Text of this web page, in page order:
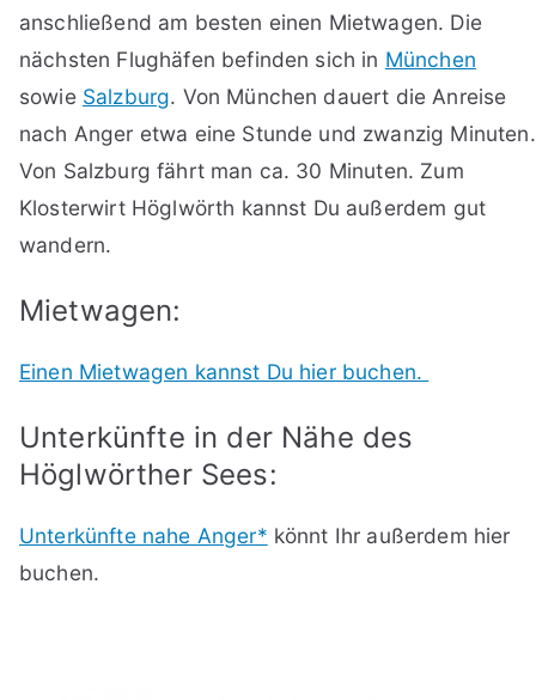
anschließend am besten einen Mietwagen. Die
nächsten Flughäfen befinden sich in München
sowie Salzburg. Von München dauert die Anreise
nach Anger etwa eine Stunde und zwanzig Minuten.
Von Salzburg fährt man ca. 30 Minuten. Zum
Klosterwirt Höglwörth kannst Du außerdem gut
wandern.
Mietwagen:
Einen Mietwagen kannst Du hier buchen.
Unterkünfte in der Nähe des
Höglwörther Sees:
Unterkünfte nahe Anger* könnt Ihr außerdem hier
buchen.